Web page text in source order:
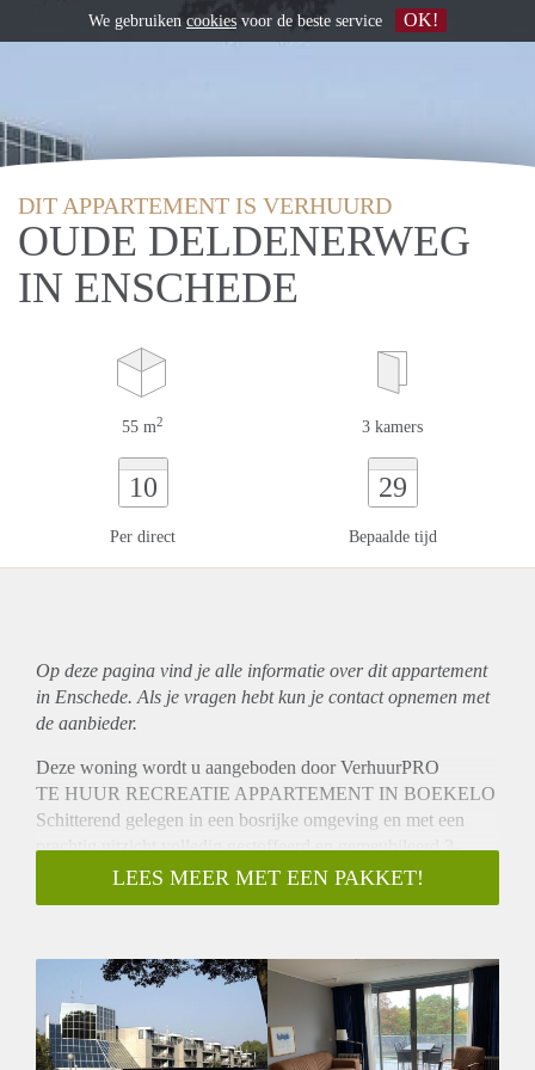
DIT APPARTEMENT IS VERHUURD
OUDE DELDENERWEG
IN ENSCHEDE
55 m2 3 kamers
10
Per direct
29
Bepaalde tijd
Op deze pagina vind je alle informatie over ditappartement
in Enschede. Als je vragen hebt kun je contact opnemen met
de aanbieder.
Deze woning wordt u aangeboden door VerhuurPRO
TE HUUR RECREATIE APPARTEMENT IN BOEKELO
Schitterend gelegen in een bosrijke omgeving en met een
prachtig uitzicht volledig gestoffeerd en gemeubileerd 3-
kamerappartement.
INDELING:
ingerichte open keuken met kookplaat, afzuigkap, combi-
magnetron, koelkast, vriezer en vaatwasser, 2 slaapkamers en
2 badkamers, waarvan één met ligbad, douche, wastafel en
toilet, de ander met douche, wastafel en toilet.
LEES MEER MET EEN PAKKET!
We gebruiken cookies voor de beste service OK!